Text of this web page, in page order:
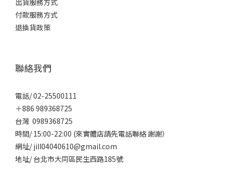
出貨服務方式
付款服務方式
退換貨政策
聯絡我們
電話/ 02-25500111
＋886 989368725
台灣 0989368725
時間/ 15:00-22:00 (來實體店請先電話聯絡 謝謝）
網址/ jill04040610@gmail.com
地址/ 台北市大同區民生西路185號